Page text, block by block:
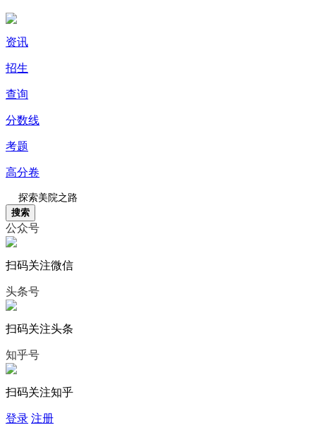
资讯
招生
查询
分数线
考题
高分卷
搜索
公众号
扫码关注微信
头条号
扫码关注头条
知乎号
扫码关注知乎
登录 注册